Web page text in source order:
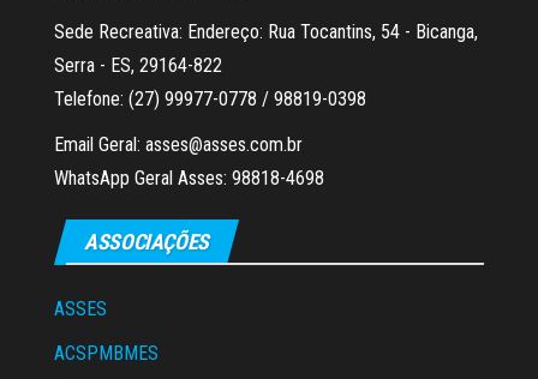
Sede Recreativa: Endereço: Rua Tocantins, 54 - Bicanga,
Serra - ES, 29164-822
Telefone: (27) 99977-0778 / 98819-0398
Email Geral: asses@asses.com.br
WhatsApp Geral Asses: 98818-4698
ASSOCIAÇÕES
ASSES
ACSPMBMES